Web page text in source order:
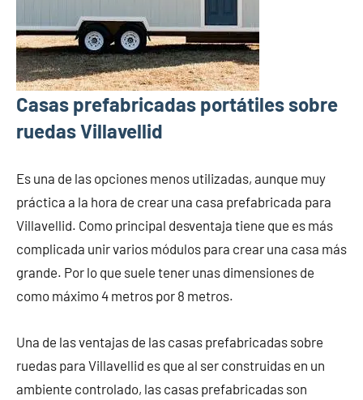
Casas prefabricadas portátiles sobre
ruedas Villavellid
Es una de las opciones menos utilizadas, aunque muy
práctica a la hora de crear una casa prefabricada para
Villavellid. Como principal desventaja tiene que es más
complicada unir varios módulos para crear una casa más
grande. Por lo que suele tener unas dimensiones de
como máximo 4 metros por 8 metros.
Una de las ventajas de las casas prefabricadas sobre
ruedas para Villavellid es que al ser construidas en un
ambiente controlado, las casas prefabricadas son